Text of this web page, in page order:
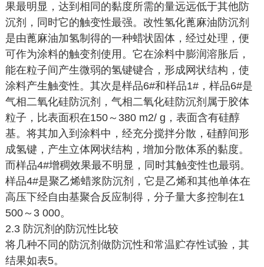
果最明显，达到相同的黏度所需的量远远低于其他防
沉剂，同时它的触变性最强。改性氢化蓖麻油防沉剂
是由蓖麻油加氢制得的一种蜡状固体，经过处理，便
可作为涂料的触变剂使用。它在涂料中膨润溶胀后，
能在粒子间产生微弱的氢键键合，形成网状结构，使
涂料产生触变性。其次是样品6#和样品1#，样品6#是
气相二氧化硅防沉剂，气相二氧化硅防沉剂属于胶体
粒子，比表面积在150～380 m2/ g，表面含有硅醇
基。将其加入到涂料中，经充分搅拌分散，硅醇间形
成氢键，产生立体网状结构，增加分散体系的黏度。
而样品4#增稠效果最不明显，同时其触变性也最弱。
样品4#是聚乙烯蜡浆防沉剂，它是乙烯和其他单体在
高压下经自由基聚合反应制得，分子量大多控制在1
500～3 000。
2.3 防沉剂的防沉性比较
将几种不同的防沉剂做防沉性和常温贮存性试验，其
结果如表5。